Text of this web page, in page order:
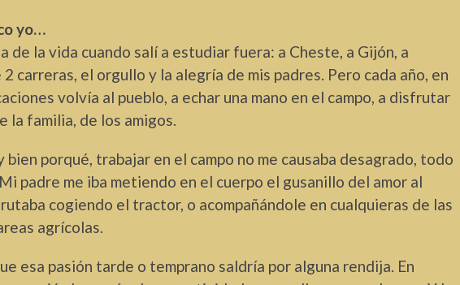
yo…
de la vida cuando salí a estudiar fuera: a Cheste, a Gijón, a
carreras, el orgullo y la alegría de mis padres. Pero cada año, en
volvía al pueblo, a echar una mano en el campo, a disfrutar
la familia, de los amigos.
bien porqué, trabajar en el campo no me causaba desagrado, todo
padre me iba metiendo en el cuerpo el gusanillo del amor al
cogiendo el tractor, o acompañándole en cualquieras de las
agrícolas.
esa pasión tarde o temprano saldría por alguna rendija. En